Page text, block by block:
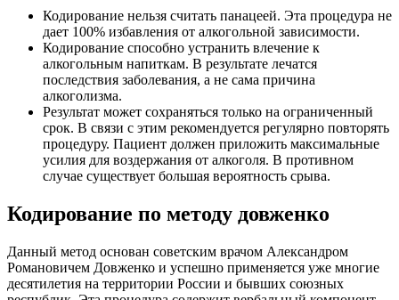
Кодирование нельзя считать панацеей. Эта процедура не
дает 100% избавления от алкогольной зависимости.
Кодирование способно устранить влечение к
алкогольным напиткам. В результате лечатся
последствия заболевания, а не сама причина
алкоголизма.
Результат может сохраняться только на ограниченный
срок. В связи с этим рекомендуется регулярно повторять
процедуру. Пациент должен приложить максимальные
усилия для воздержания от алкоголя. В противном
случае существует большая вероятность срыва.
Кодирование по методу довженко
Данный метод основан советским врачом Александром
Романовичем Довженко и успешно применяется уже многие
десятилетия на территории России и бывших союзных